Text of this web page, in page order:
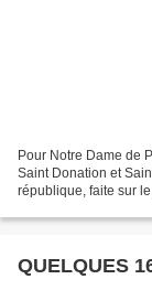
Pour Notre Dame de
Saint Donation et
république, faite sur
QUELQUES